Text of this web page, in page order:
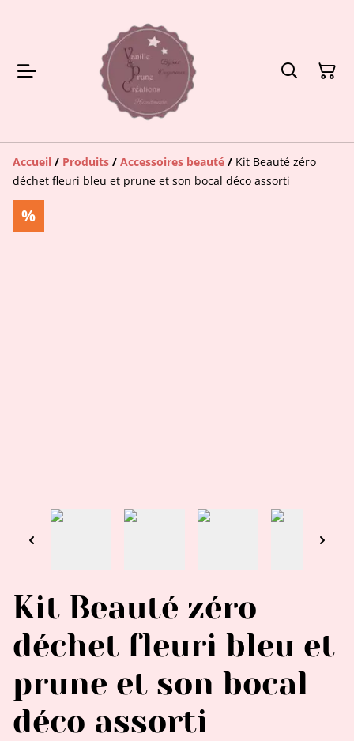
Accueil / Produits / Accessoires beauté / Kit Beauté zéro
déchet fleuri bleu et prune et son bocal déco assorti
%
Kit Beauté zéro
déchet fleuri bleu et
prune et son bocal
déco assorti